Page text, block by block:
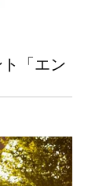
「エン